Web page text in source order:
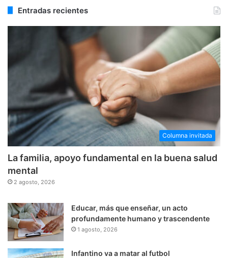
Entradas recientes
Columna invitada
La familia, apoyo fundamental en la buena salud
mental
2 agosto, 2026
Educar, más que enseñar, un acto
profundamente humano y trascendente
1 agosto, 2026
Infantino va a matar al futbol